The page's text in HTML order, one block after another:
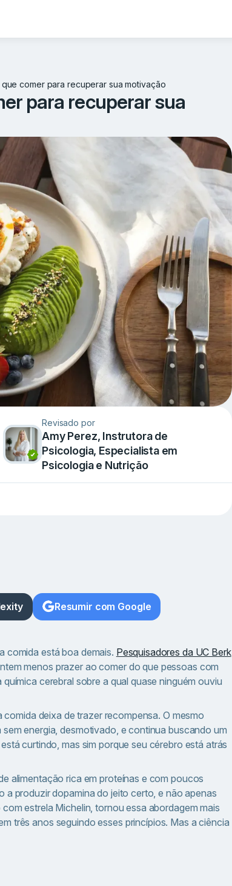
comer para recuperar sua motivação
para recuperar sua
Revisado por
Amy Perez, Instrutora de
Psicologia, Especialista em
Psicologia e Nutrição
Resumir com Google
comida está boa demais. Pesquisadores da UC Berk
menos prazer ao comer do que pessoas com
cerebral sobre a qual quase ninguém ouviu
deixa de trazer recompensa. O mesmo
energia, desmotivado, e continua buscando um
curtindo, mas sim porque seu cérebro está atrás
alimentação rica em proteínas e com poucos
a produzir dopamina do jeito certo, e não apenas
estrela Michelin, tornou essa abordagem mais
três anos seguindo esses princípios. Mas a ciência